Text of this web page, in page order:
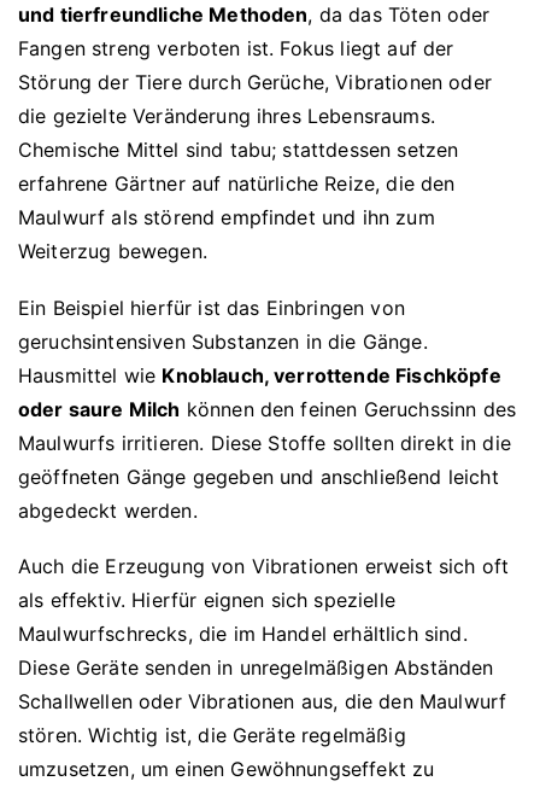
und tierfreundliche Methoden, da das Töten oder
Fangen streng verboten ist. Fokus liegt auf der
Störung der Tiere durch Gerüche, Vibrationen oder
die gezielte Veränderung ihres Lebensraums.
Chemische Mittel sind tabu; stattdessen setzen
erfahrene Gärtner auf natürliche Reize, die den
Maulwurf als störend empfindet und ihn zum
Weiterzug bewegen.
Ein Beispiel hierfür ist das Einbringen von
geruchsintensiven Substanzen in die Gänge.
Hausmittel wie Knoblauch, verrottende Fischköpfe
oder saure Milch können den feinen Geruchssinn des
Maulwurfs irritieren. Diese Stoffe sollten direkt in die
geöffneten Gänge gegeben und anschließend leicht
abgedeckt werden.
Auch die Erzeugung von Vibrationen erweist sich oft
als effektiv. Hierfür eignen sich spezielle
Maulwurfschrecks, die im Handel erhältlich sind.
Diese Geräte senden in unregelmäßigen Abständen
Schallwellen oder Vibrationen aus, die den Maulwurf
stören. Wichtig ist, die Geräte regelmäßig
umzusetzen, um einen Gewöhnungseffekt zu